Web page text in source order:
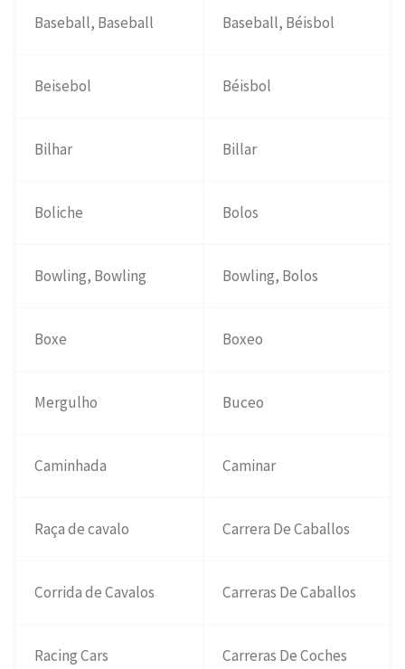
Baseball, Baseball Baseball, Béisbol
Beisebol Béisbol
Bilhar Billar
Boliche Bolos
Bowling, Bowling Bowling, Bolos
Boxe Boxeo
Mergulho Buceo
Caminhada Caminar
Raça de cavalo Carrera De Caballos
Corrida de Cavalos Carreras De Caballos
Racing Cars Carreras De Coches